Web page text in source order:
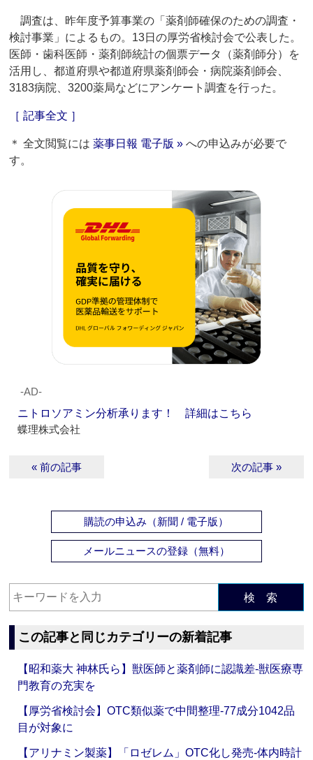
調査は、昨年度予算事業の「薬剤師確保のための調査・
検討事業」によるもの。13日の厚労省検討会で公表した。
医師・歯科医師・薬剤師統計の個票データ（薬剤師分）を
活用し、都道府県や都道府県薬剤師会・病院薬剤師会、
3183病院、3200薬局などにアンケート調査を行った。
［ 記事全文 ］
＊ 全文閲覧には薬事日報 電子版 » への申込みが必要で
す。
‐AD‐
ニトロソアミン分析承ります！ 詳細はこちら
蝶理株式会社
« 前の記事 次の記事 »
購読の申込み（新聞 / 電子版）
メールニュースの登録（無料）
検 索
この記事と同じカテゴリーの新着記事
【昭和薬大 神林氏ら】獣医師と薬剤師に認識差‐獣医療専
門教育の充実を
【厚労省検討会】OTC類似薬で中間整理‐77成分1042品
目が対象に
【アリナミン製薬】「ロゼレム」OTC化し発売‐体内時計